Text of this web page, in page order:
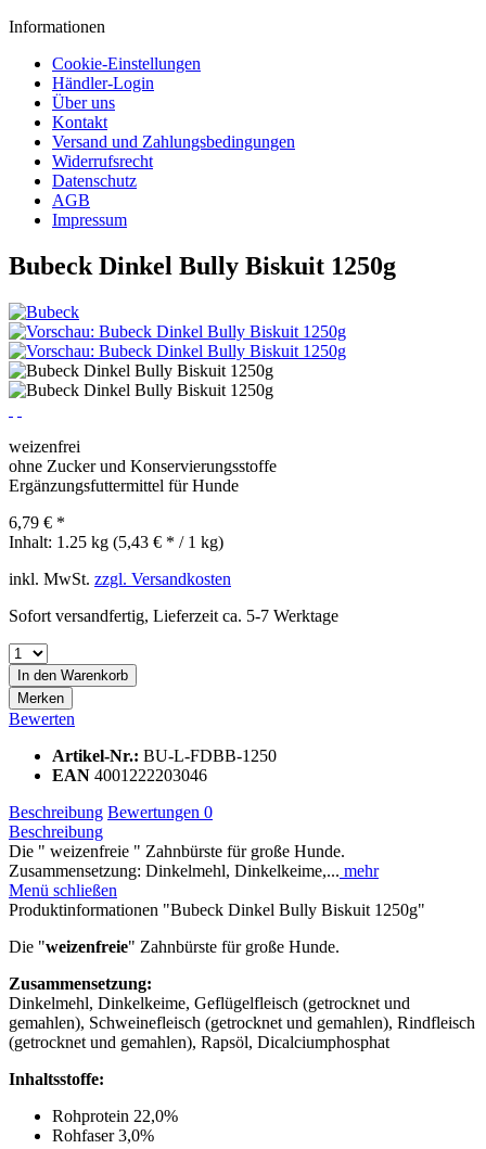
Informationen
Cookie-Einstellungen
Händler-Login
Über uns
Kontakt
Versand und Zahlungsbedingungen
Widerrufsrecht
Datenschutz
AGB
Impressum
Bubeck Dinkel Bully Biskuit 1250g
weizenfrei
ohne Zucker und Konservierungsstoffe
Ergänzungsfuttermittel für Hunde
6,79 € *
Inhalt: 1.25 kg (5,43 € * / 1 kg)
inkl. MwSt. zzgl. Versandkosten
Sofort versandfertig, Lieferzeit ca. 5-7 Werktage
In den Warenkorb
Merken
Bewerten
Artikel-Nr.: BU-L-FDBB-1250
EAN 4001222203046
Beschreibung Bewertungen 0
Beschreibung
Die " weizenfreie " Zahnbürste für große Hunde.
Zusammensetzung: Dinkelmehl, Dinkelkeime,... mehr
Menü schließen
Produktinformationen "Bubeck Dinkel Bully Biskuit 1250g"
Die "weizenfreie" Zahnbürste für große Hunde.
Zusammensetzung:
Dinkelmehl, Dinkelkeime, Geflügelfleisch (getrocknet und
gemahlen), Schweinefleisch (getrocknet und gemahlen), Rindfleisch
(getrocknet und gemahlen), Rapsöl, Dicalciumphosphat
Inhaltsstoffe:
Rohprotein 22,0%
Rohfaser 3,0%